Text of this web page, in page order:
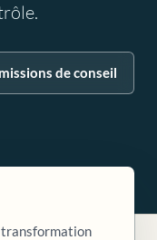
de conseil
transformation